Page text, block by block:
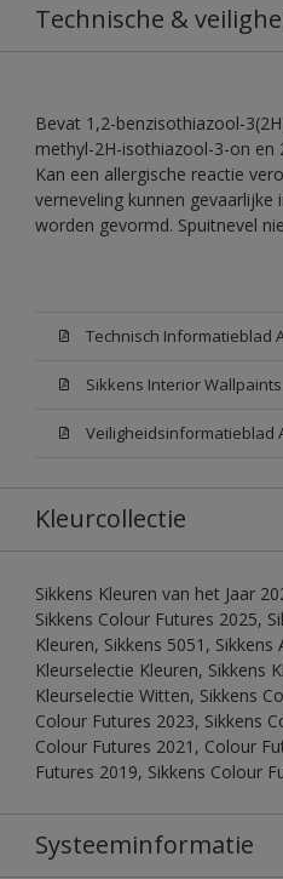
Technische &
Bevat 1,2-benzisothiazool-
methyl-2H-isothiazool-3-on
Kan een allergische reactie
verneveling kunnen gevaarlijke
worden gevormd. Spuitnevel
Technisch Informatieblad
Kleurcollectie
Sikkens Kleuren van het Jaar
Sikkens Colour Futures 2025,
Kleuren, Sikkens 5051, Sikkens
Kleurselectie Kleuren, Sikkens
Kleurselectie Witten, Sikkens
Colour Futures 2023, Sikkens
Colour Futures 2021, Colour
Futures 2019, Sikkens Colour
Systeeminformatie